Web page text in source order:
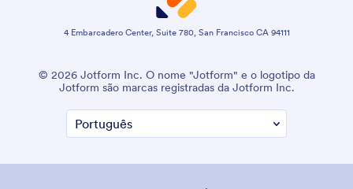
4 Embarcadero Center, Suite 780, San Francisco CA 94111
© 2026 Jotform Inc. O nome "Jotform" e o logotipo da
Jotform são marcas registradas da Jotform Inc.